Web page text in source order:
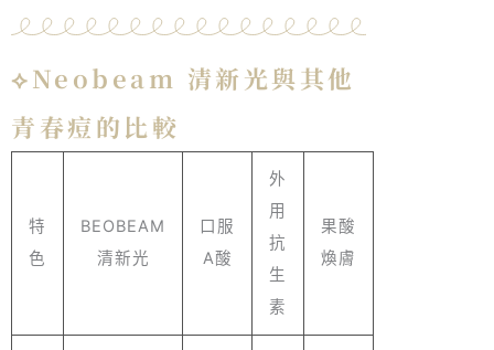
⟡Neobeam 清新光與其他
青春痘的比較
特
色
BEOBEAM
清新光
口服
A酸
外
用
抗
生
素
果酸
煥膚